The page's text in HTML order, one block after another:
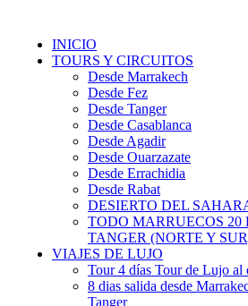
INICIO
TOURS Y CIRCUITOS
Desde Marrakech
Desde Fez
Desde Tanger
Desde Casablanca
Desde Agadir
Desde Ouarzazate
Desde Errachidia
Desde Rabat
DESIERTO DEL
TODO MARRUECOS 20
TANGER (NORTE Y
VIAJES DE LUJO
Tour 4 días Tour de Lujo al
8 dias salida desde
Tanger